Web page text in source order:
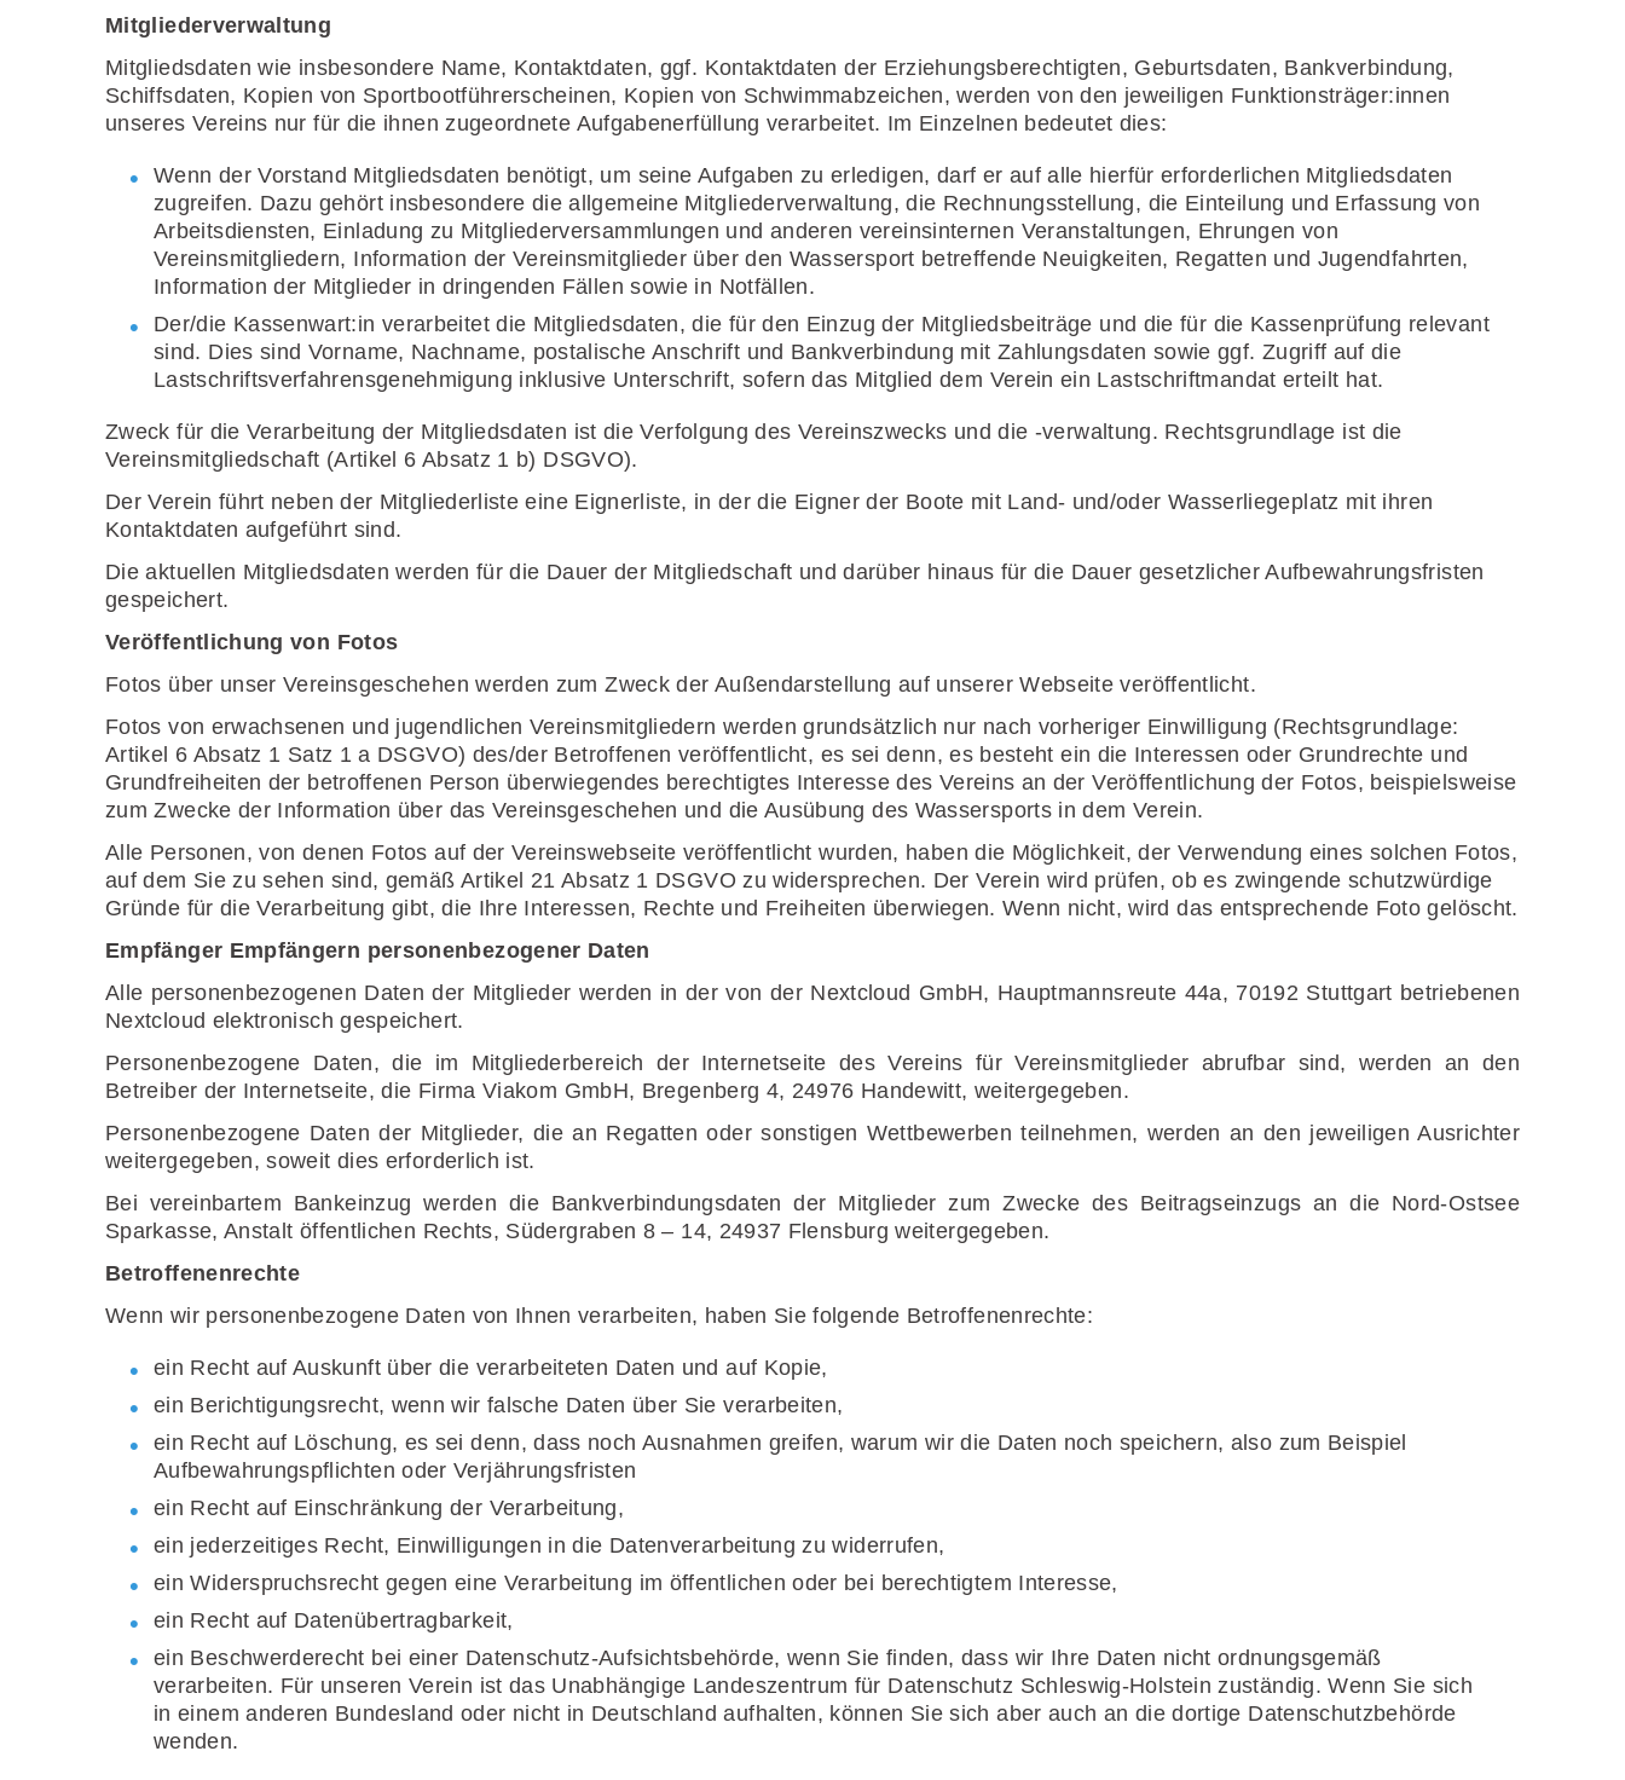
Mitgliederverwaltung
Mitgliedsdaten wie insbesondere Name, Kontaktdaten, ggf. Kontaktdaten der Erziehungsberechtigten, Geburtsdaten, Bankverbindung,
Schiffsdaten, Kopien von Sportbootführerscheinen, Kopien von Schwimmabzeichen, werden von den jeweiligen Funktionsträger:innen
unseres Vereins nur für die ihnen zugeordnete Aufgabenerfüllung verarbeitet. Im Einzelnen bedeutet dies:
Wenn der Vorstand Mitgliedsdaten benötigt, um seine Aufgaben zu erledigen, darf er auf alle hierfür erforderlichen Mitgliedsdaten
zugreifen. Dazu gehört insbesondere die allgemeine Mitgliederverwaltung, die Rechnungsstellung, die Einteilung und Erfassung von
Arbeitsdiensten, Einladung zu Mitgliederversammlungen und anderen vereinsinternen Veranstaltungen, Ehrungen von
Vereinsmitgliedern, Information der Vereinsmitglieder über den Wassersport betreffende Neuigkeiten, Regatten und Jugendfahrten,
Information der Mitglieder in dringenden Fällen sowie in Notfällen.
Der/die Kassenwart:in verarbeitet die Mitgliedsdaten, die für den Einzug der Mitgliedsbeiträge und die für die Kassenprüfung relevant
sind. Dies sind Vorname, Nachname, postalische Anschrift und Bankverbindung mit Zahlungsdaten sowie ggf. Zugriff auf die
Lastschriftsverfahrensgenehmigung inklusive Unterschrift, sofern das Mitglied dem Verein ein Lastschriftmandat erteilt hat.
Zweck für die Verarbeitung der Mitgliedsdaten ist die Verfolgung des Vereinszwecks und die -verwaltung. Rechtsgrundlage ist die
Vereinsmitgliedschaft (Artikel 6 Absatz 1 b) DSGVO).
Der Verein führt neben der Mitgliederliste eine Eignerliste, in der die Eigner der Boote mit Land- und/oder Wasserliegeplatz mit ihren
Kontaktdaten aufgeführt sind.
Die aktuellen Mitgliedsdaten werden für die Dauer der Mitgliedschaft und darüber hinaus für die Dauer gesetzlicher Aufbewahrungsfristen
gespeichert.
Veröffentlichung von Fotos
Fotos über unser Vereinsgeschehen werden zum Zweck der Außendarstellung auf unserer Webseite veröffentlicht.
Fotos von erwachsenen und jugendlichen Vereinsmitgliedern werden grundsätzlich nur nach vorheriger Einwilligung (Rechtsgrundlage:
Artikel 6 Absatz 1 Satz 1 a DSGVO) des/der Betroffenen veröffentlicht, es sei denn, es besteht ein die Interessen oder Grundrechte und
Grundfreiheiten der betroffenen Person überwiegendes berechtigtes Interesse des Vereins an der Veröffentlichung der Fotos, beispielsweise
zum Zwecke der Information über das Vereinsgeschehen und die Ausübung des Wassersports in dem Verein.
Alle Personen, von denen Fotos auf der Vereinswebseite veröffentlicht wurden, haben die Möglichkeit, der Verwendung eines solchen Fotos,
auf dem Sie zu sehen sind, gemäß Artikel 21 Absatz 1 DSGVO zu widersprechen. Der Verein wird prüfen, ob es zwingende schutzwürdige
Gründe für die Verarbeitung gibt, die Ihre Interessen, Rechte und Freiheiten überwiegen. Wenn nicht, wird das entsprechende Foto gelöscht.
Empfänger Empfängern personenbezogener Daten
Alle personenbezogenen Daten der Mitglieder werden in der von der Nextcloud GmbH, Hauptmannsreute 44a, 70192 Stuttgart betriebenen
Nextcloud elektronisch gespeichert.
Personenbezogene Daten, die im Mitgliederbereich der Internetseite des Vereins für Vereinsmitglieder abrufbar sind, werden an den
Betreiber der Internetseite, die Firma Viakom GmbH, Bregenberg 4, 24976 Handewitt, weitergegeben.
Personenbezogene Daten der Mitglieder, die an Regatten oder sonstigen Wettbewerben teilnehmen, werden an den jeweiligen Ausrichter
weitergegeben, soweit dies erforderlich ist.
Bei vereinbartem Bankeinzug werden die Bankverbindungsdaten der Mitglieder zum Zwecke des Beitragseinzugs an die Nord-Ostsee
Sparkasse, Anstalt öffentlichen Rechts, Südergraben 8 – 14, 24937 Flensburg weitergegeben.
Betroffenenrechte
Wenn wir personenbezogene Daten von Ihnen verarbeiten, haben Sie folgende Betroffenenrechte:
ein Recht auf Auskunft über die verarbeiteten Daten und auf Kopie,
ein Berichtigungsrecht, wenn wir falsche Daten über Sie verarbeiten,
ein Recht auf Löschung, es sei denn, dass noch Ausnahmen greifen, warum wir die Daten noch speichern, also zum Beispiel
Aufbewahrungspflichten oder Verjährungsfristen
ein Recht auf Einschränkung der Verarbeitung,
ein jederzeitiges Recht, Einwilligungen in die Datenverarbeitung zu widerrufen,
ein Widerspruchsrecht gegen eine Verarbeitung im öffentlichen oder bei berechtigtem Interesse,
ein Recht auf Datenübertragbarkeit,
ein Beschwerderecht bei einer Datenschutz-Aufsichtsbehörde, wenn Sie finden, dass wir Ihre Daten nicht ordnungsgemäß
verarbeiten. Für unseren Verein ist das Unabhängige Landeszentrum für Datenschutz Schleswig-Holstein zuständig. Wenn Sie sich
in einem anderen Bundesland oder nicht in Deutschland aufhalten, können Sie sich aber auch an die dortige Datenschutzbehörde
wenden.